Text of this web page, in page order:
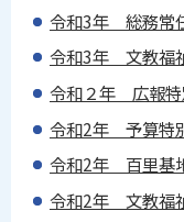
令和3年 総務常
令和3年 文教福
令和２年 広報特
令和2年 予算特
令和2年 百里基
令和2年 文教福